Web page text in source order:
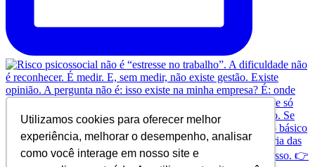
Utilizamos cookies para oferecer melhor
experiência, melhorar o desempenho, analisar
como você interage em nosso site e